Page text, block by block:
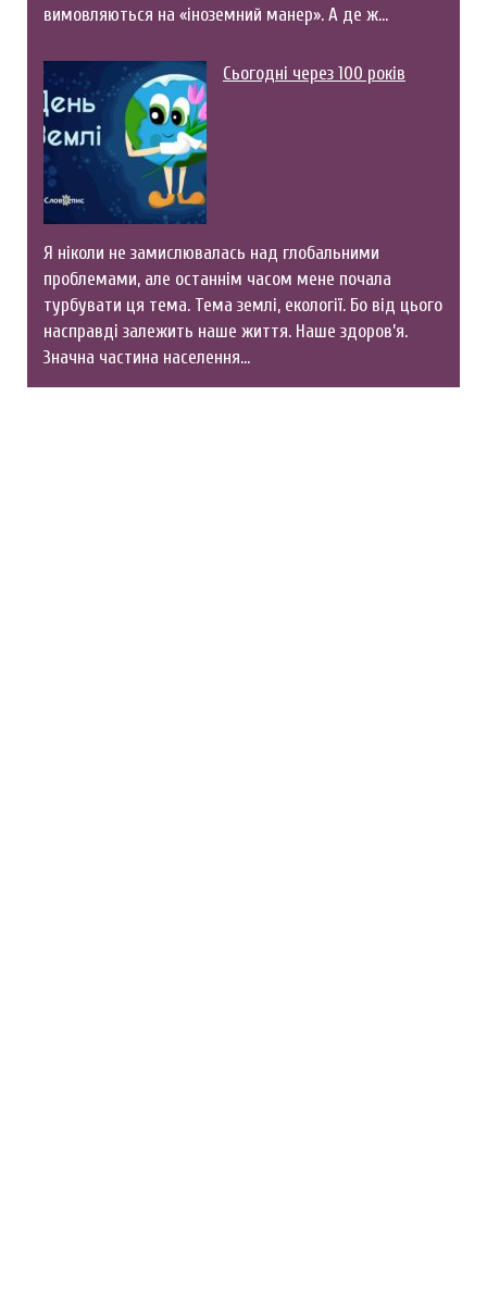
вимовляються на «іноземний манер». А де ж…
Сьогодні через 100 років
Я ніколи не замислювалась над глобальними
проблемами, але останнім часом мене почала
турбувати ця тема. Тема землі, екології. Бо від цього
насправді залежить наше життя. Наше здоров’я.
Значна частина населення…